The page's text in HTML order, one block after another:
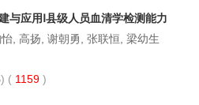
与应用Ⅰ县级人员血清学检测能力
, 高扬, 谢朝勇, 张联恒, 梁幼生
( 1159 )